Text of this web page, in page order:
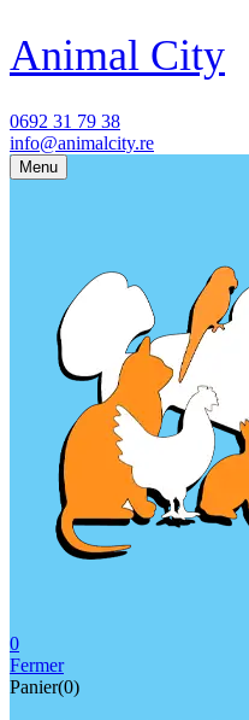
Animal City
0692 31 79 38
info@animalcity.re
Menu
0
Fermer
Panier(0)